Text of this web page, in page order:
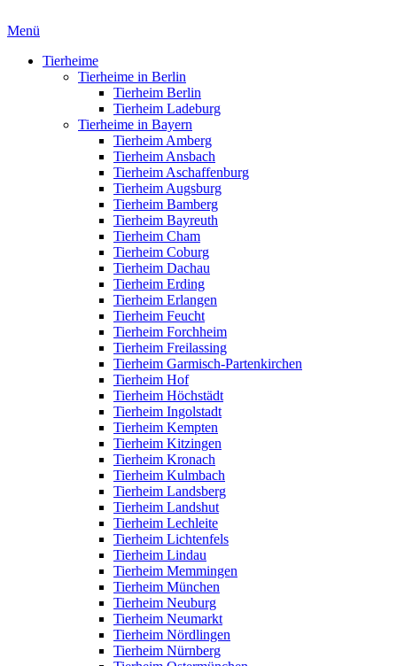
Menü
Tierheime
Tierheime in Berlin
Tierheim Berlin
Tierheim Ladeburg
Tierheime in Bayern
Tierheim Amberg
Tierheim Ansbach
Tierheim Aschaffenburg
Tierheim Augsburg
Tierheim Bamberg
Tierheim Bayreuth
Tierheim Cham
Tierheim Coburg
Tierheim Dachau
Tierheim Erding
Tierheim Erlangen
Tierheim Feucht
Tierheim Forchheim
Tierheim Freilassing
Tierheim Garmisch-Partenkirchen
Tierheim Hof
Tierheim Höchstädt
Tierheim Ingolstadt
Tierheim Kempten
Tierheim Kitzingen
Tierheim Kronach
Tierheim Kulmbach
Tierheim Landsberg
Tierheim Landshut
Tierheim Lechleite
Tierheim Lichtenfels
Tierheim Lindau
Tierheim Memmingen
Tierheim München
Tierheim Neuburg
Tierheim Neumarkt
Tierheim Nördlingen
Tierheim Nürnberg